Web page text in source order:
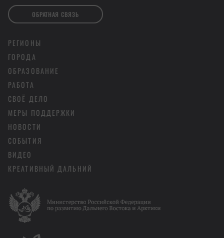
РЕГИОНЫ
ГОРОДА
ОБРАЗОВАНИЕ
РАБОТА
СВОЁ ДЕЛО
МЕРЫ ПОДДЕРЖКИ
НОВОСТИ
СОБЫТИЯ
ВИДЕО
КРЕАТИВНЫЙ ДАЛЬНИЙ
ОБРАТНАЯ СВЯЗЬ